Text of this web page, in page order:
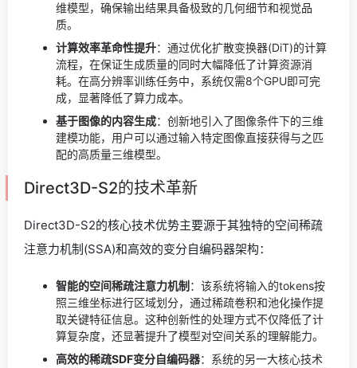
维模型，确保输出结果具备极致的几何细节和视觉品
质。
计算效率革命性提升：通过优化扩散变换器(DiT)的计算
流程，在保证生成质量的同时大幅降低了计算资源消
耗。在高分辨率训练任务中，系统仅需8个GPU即可完
成，显著降低了算力成本。
基于图像的内容生成：创新地引入了图像条件下的三维
建模功能，用户可以通过输入特定图像直接获得与之匹
配的高质量三维模型。
Direct3D-S2的技术革新
Direct3D-S2的核心技术优势主要源于其独特的空间稀疏
注意力机制(SSA)和高效的变分自编码器架构：
智能的空间稀疏注意力机制 ：该系统将输入的tokens按
照三维坐标进行区域划分，通过稀疏卷积和池化操作提
取关键特征信息。这种创新性的处理方式不仅降低了计
算复杂度，还显著提升了模型对空间关系的理解能力。
高效的稀疏SDF变分自编码器：系统的另一大核心技术